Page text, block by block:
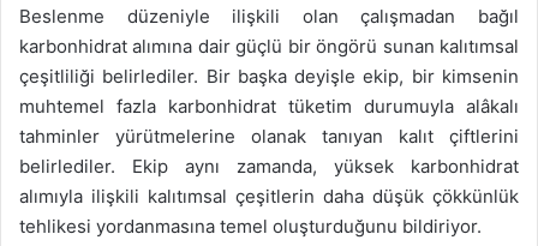
Beslenme düzeniyle ilişkili olan çalışmadan bağıl
karbonhidrat alımına dair güçlü bir öngörü sunan kalıtımsal
çeşitliliği belirlediler. Bir başka deyişle ekip, bir kimsenin
muhtemel fazla karbonhidrat tüketim durumuyla alâkalı
tahminler yürütmelerine olanak tanıyan kalıt çiftlerini
belirlediler. Ekip aynı zamanda, yüksek karbonhidrat
alımıyla ilişkili kalıtımsal çeşitlerin daha düşük çökkünlük
tehlikesi yordanmasına temel oluşturduğunu bildiriyor.